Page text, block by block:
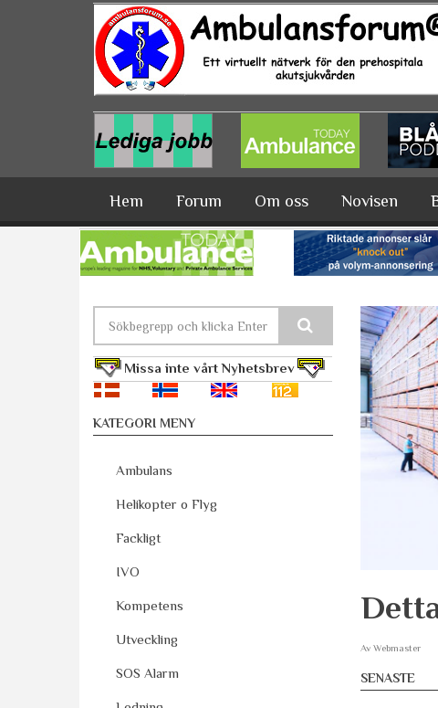
Hoppa till huvudinnehåll
Hem Forum Om oss Novisen
Sökformulär
Missa inte vårt Nyhetsbrev
KATEGORI MENY
Ambulans
Helikopter o Flyg
Fackligt
IVO
Kompetens
Utveckling
SOS Alarm
Av Webmaster
SENASTE